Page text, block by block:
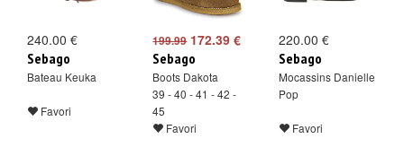
240.00 €
Sebago
Bateau Keuka
Favori
199.99172.39 €
Sebago
Boots Dakota
39 - 40 - 41 - 42 -
45
Favori
220.00 €
Sebago
Mocassins Danielle
Pop
Favori